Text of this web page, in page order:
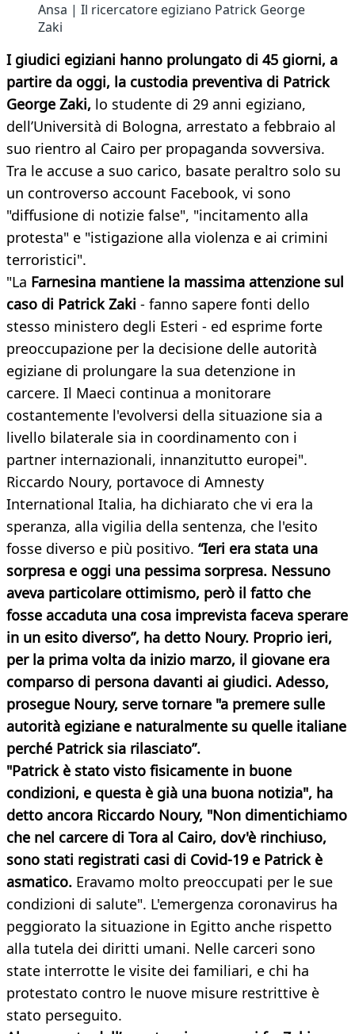
Ansa | Il ricercatore egiziano Patrick George
Zaki
I giudici egiziani hanno prolungato di 45 giorni, a
partire da oggi, la custodia preventiva di Patrick
George Zaki, lo studente di 29 anni egiziano,
dell’Università di Bologna, arrestato a febbraio al
suo rientro al Cairo per propaganda sovversiva.
Tra le accuse a suo carico, basate peraltro solo su
un controverso account Facebook, vi sono
"diffusione di notizie false", "incitamento alla
protesta" e "istigazione alla violenza e ai crimini
terroristici".
"La Farnesina mantiene la massima attenzione sul
caso di Patrick Zaki - fanno sapere fonti dello
stesso ministero degli Esteri - ed esprime forte
preoccupazione per la decisione delle autorità
egiziane di prolungare la sua detenzione in
carcere. Il Maeci continua a monitorare
costantemente l'evolversi della situazione sia a
livello bilaterale sia in coordinamento con i
partner internazionali, innanzitutto europei".
Riccardo Noury, portavoce di Amnesty
International Italia, ha dichiarato che vi era la
speranza, alla vigilia della sentenza, che l'esito
fosse diverso e più positivo. “Ieri era stata una
sorpresa e oggi una pessima sorpresa. Nessuno
aveva particolare ottimismo, però il fatto che
fosse accaduta una cosa imprevista faceva sperare
in un esito diverso”, ha detto Noury. Proprio ieri,
per la prima volta da inizio marzo, il giovane era
comparso di persona davanti ai giudici. Adesso,
prosegue Noury, serve tornare "a premere sulle
autorità egiziane e naturalmente su quelle italiane
perché Patrick sia rilasciato”.
"Patrick è stato visto fisicamente in buone
condizioni, e questa è già una buona notizia", ha
detto ancora Riccardo Noury, "Non dimentichiamo
che nel carcere di Tora al Cairo, dov'è rinchiuso,
sono stati registrati casi di Covid-19 e Patrick è
asmatico. Eravamo molto preoccupati per le sue
condizioni di salute". L'emergenza coronavirus ha
peggiorato la situazione in Egitto anche rispetto
alla tutela dei diritti umani. Nelle carceri sono
state interrotte le visite dei familiari, e chi ha
protestato contro le nuove misure restrittive è
stato perseguito.